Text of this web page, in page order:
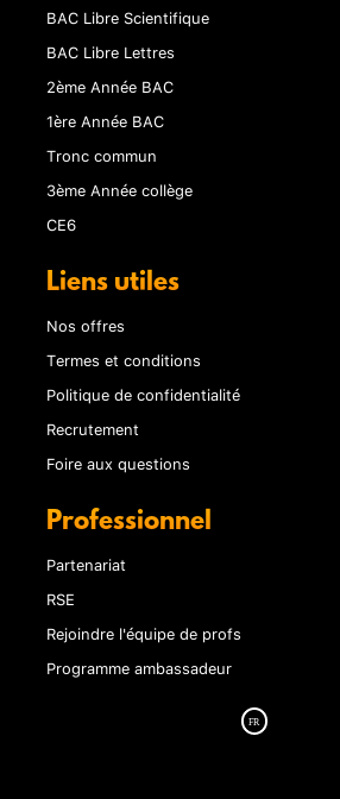
BAC Libre Scientifique
BAC Libre Lettres
2ème Année BAC
1ère Année BAC
Tronc commun
3ème Année collège
CE6
Liens utiles
Nos offres
Termes et conditions
Politique de confidentialité
Recrutement
Foire aux questions
Professionnel
Partenariat
RSE
Rejoindre l'équipe de profs
Programme ambassadeur